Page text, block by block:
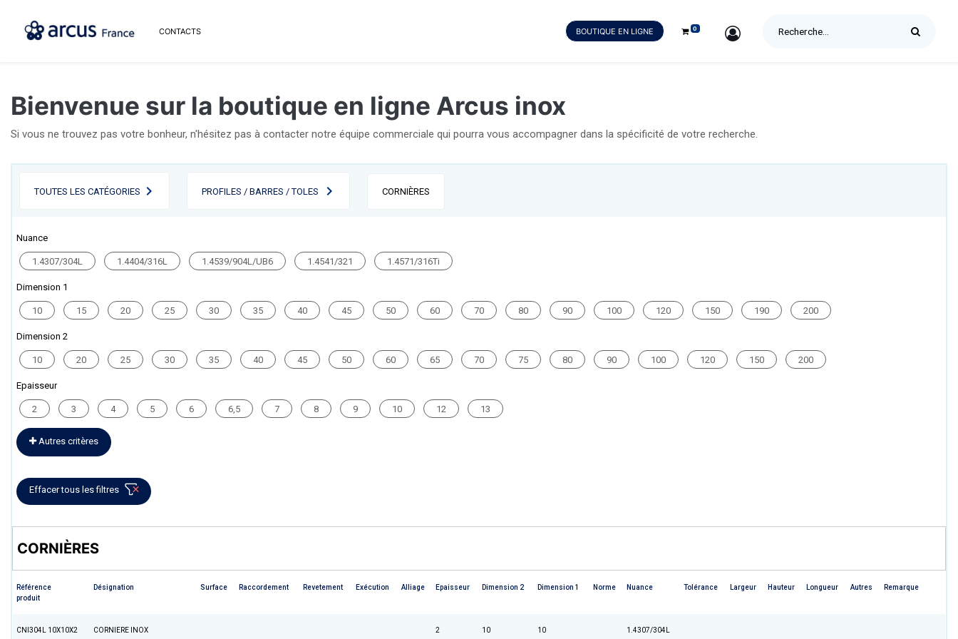
CONTACTS BOUTIQUE EN LIGNE 0 SIGN IN
Bienvenue sur la boutique en ligne Arcus inox
Si vous ne trouvez pas votre bonheur, n'hésitez pas à contacter notre équipe commerciale qui pourra vous accompagner dans la spécificité de votre recherche.
TOUTES LES CATÉGORIES PROFILES / BARRES / TOLES CORNIÈRES
Nuance
1.4307/304L 1.4404/316L 1.4539/904L/UB6 1.4541/321 1.4571/316Ti
Dimension 1
10 15 20 25 30 35 40 45 50 60 70 80 90 100 120 150 190 200
Dimension 2
10 20 25 30 35 40 45 50 60 65 70 75 80 90 100 120 150 200
Epaisseur
2 3 4 5 6 6,5 7 8 9 10 12 13
Autres critères
Effacer tous les filtres
CORNIÈRES
Référence
produit
Désignation Surface Raccordement Revetement Exécution Alliage Epaisseur Dimension 2 Dimension 1 Norme Nuance Tolérance Largeur Hauteur Longueur Autres Remarque
CNI304L 10X10X2 CORNIERE INOX 2 10 10 1.4307/304L